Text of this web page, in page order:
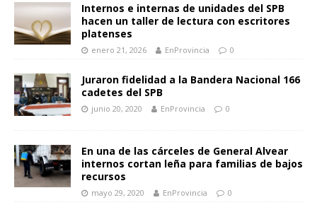
Internos e internas de unidades del SPB
hacen un taller de lectura con escritores
platenses
enero 21, 2026 EnProvincia 0
Juraron fidelidad a la Bandera Nacional 166
cadetes del SPB
junio 20, 2020 EnProvincia 0
En una de las cárceles de General Alvear
internos cortan leña para familias de bajos
recursos
mayo 29, 2020 EnProvincia 0